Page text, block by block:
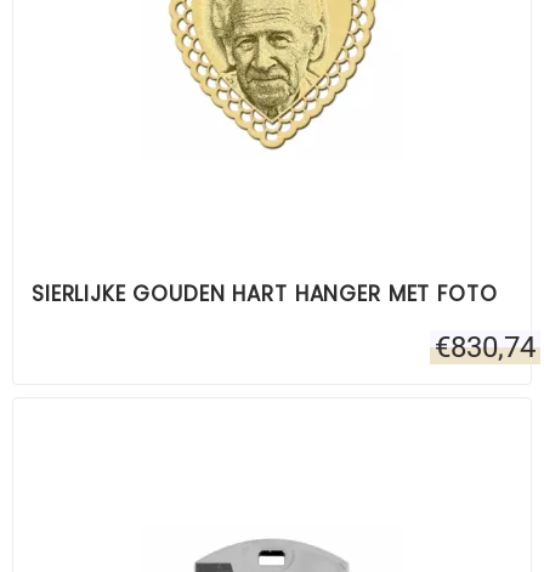
SIERLIJKE GOUDEN HART HANGER MET FOTO
€830,74